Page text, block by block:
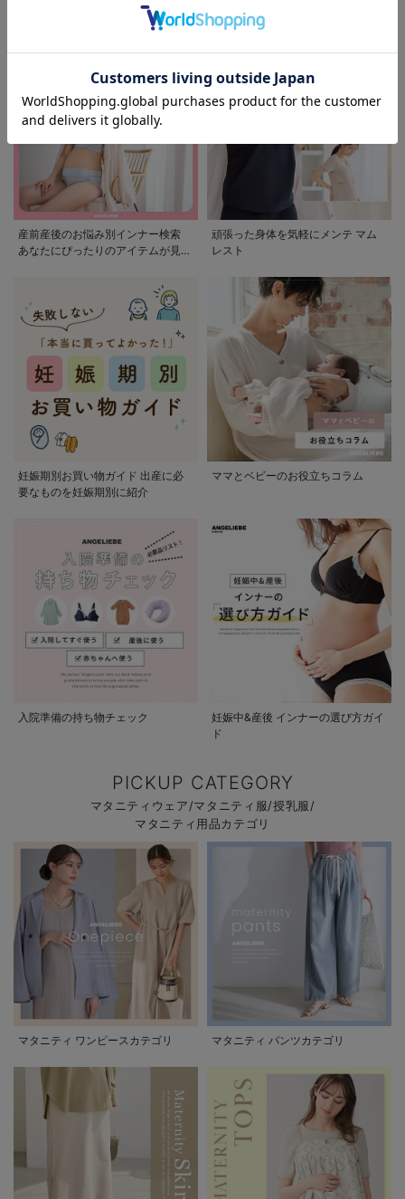
産前産後のお悩み別インナー検索
あなたにぴったりのアイテムが見つ
頑張った身体を気軽にメンテ マム
レスト
妊娠期別お買い物ガイド 出産に必
要なものを妊娠期別に紹介
ママとベビーのお役立ちコラム
入院準備の持ち物チェック
妊娠中&産後 インナーの選び方ガイ
ド
PICKUP CATEGORY
マタニティウェア/マタニティ服/授乳服/
マタニティ用品カテゴリ
マタニティ ワンピースカテゴリ マタニティ パンツカテゴリ